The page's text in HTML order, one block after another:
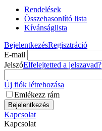
Rendelések
Összehasonlító lista
Kívánságlista
BejelentkezésRegisztráció
E-mail
JelszóElfelejtetted a jelszavad?
Új fiók létrehozása
Emlékezz rám
Bejelentkezés
Kapcsolat
Kapcsolat